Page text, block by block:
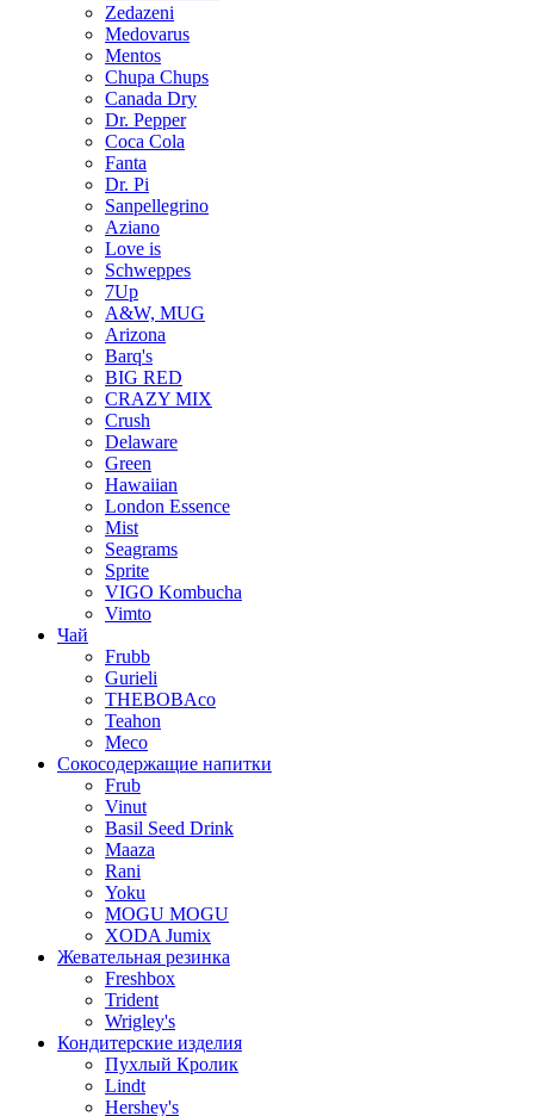
Zedazeni
Medovarus
Mentos
Chupa Chups
Canada Dry
Dr. Pepper
Coca Cola
Fanta
Dr. Pi
Sanpellegrino
Aziano
Love is
Schweppes
7Up
A&W, MUG
Arizona
Barq's
BIG RED
CRAZY MIX
Crush
Delaware
Green
Hawaiian
London Essence
Mist
Seagrams
Sprite
VIGO Kombucha
Vimto
Чай
Frubb
Gurieli
THEBOBAco
Teahon
Meco
Сокосодержащие напитки
Frub
Vinut
Basil Seed Drink
Maaza
Rani
Yoku
MOGU MOGU
XODA Jumix
Жевательная резинка
Freshbox
Trident
Wrigley's
Кондитерские изделия
Пухлый Кролик
Lindt
Hershey's